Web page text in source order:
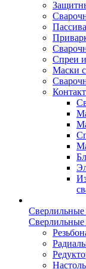
Спреи
Маски
Сверлильные
Сверлильные